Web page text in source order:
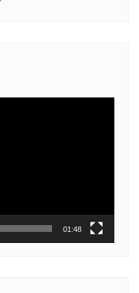
01:48